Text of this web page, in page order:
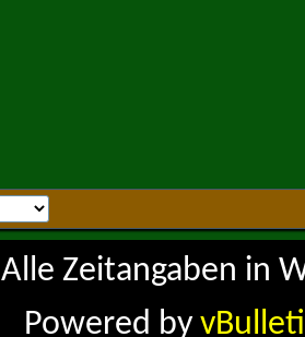
Alle Zeitangaben in
Powered by